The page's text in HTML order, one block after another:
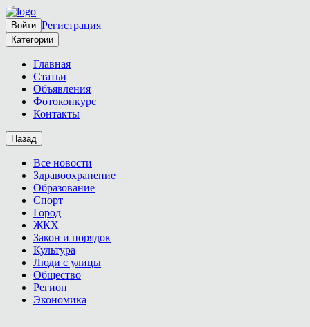
Войти Регистрация
Категории
Главная
Статьи
Объявления
Фотоконкурс
Контакты
Назад
Все новости
Здравоохранение
Образование
Спорт
Город
ЖКХ
Закон и порядок
Культура
Люди с улицы
Общество
Регион
Экономика